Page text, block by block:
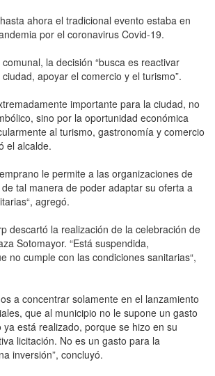
ahora el tradicional evento estaba en
por el coronavirus Covid-19.
la decisión “busca es reactivar
apoyar el comercio y el turismo”.
importante para la ciudad, no
sino por la oportunidad económica
al turismo, gastronomía y comercio
el alcalde.
le permite a las organizaciones de
tal manera de poder adaptar su oferta a
agregó.
descartó la realización de la celebración de
Sotomayor. “Está suspendida,
no cumple con las condiciones sanitarias“,
a concentrar solamente en el lanzamiento
que al municipio no le supone un gasto
está realizado, porque se hizo en su
licitación. No es un gasto para la
inversión”, concluyó.